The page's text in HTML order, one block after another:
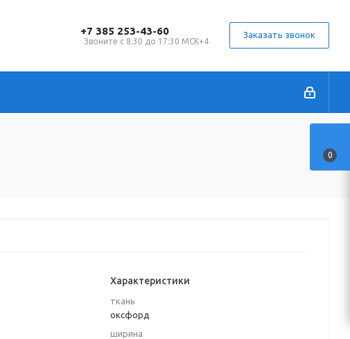
+7 385 253-43-60
Звоните с 8:30 до 17:30 МСК+4
Заказать звонок
Характеристики
ткань
оксфорд
ширина
0